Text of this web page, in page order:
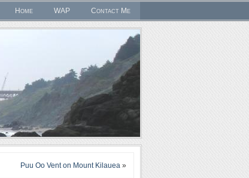
Home WAP Contact Me
Puu Oo Vent on Mount Kilauea »